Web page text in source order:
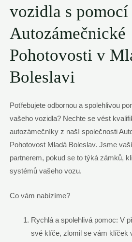
vozidla s pomocí
Autozámečnické
Pohotovosti v
Boleslavi
Potřebujete odbornou a spolehlivou
vašeho vozidla? Nechte se vést
autozámečníky z naší společnosti
Pohotovost Mladá Boleslav. Jsme
partnerem, pokud se to týká zámků,
systémů vašeho vozu.
Co vám nabízíme?
Rychlá a spolehlivá pomoc: V
své klíče, zlomil se vám klíček